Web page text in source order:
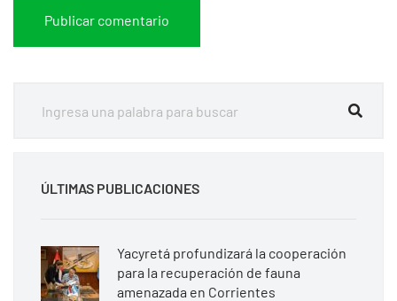
ÚLTIMAS PUBLICACIONES
Yacyretá profundizará la cooperación
para la recuperación de fauna
amenazada en Corrientes